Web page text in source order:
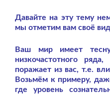
Давайте на эту тему
мы отметим вам своё
Ваш мир имеет
низкочастотного
поражает из вас, т.е.
Возьмём к примеру,
где уровень